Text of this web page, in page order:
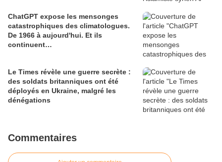
ChatGPT expose les mensonges
catastrophiques des climatologues.
De 1966 à aujourd'hui. Et ils
continuent…
Le Times révèle une guerre secrète :
des soldats britanniques ont été
déployés en Ukraine, malgré les
dénégations
Commentaires